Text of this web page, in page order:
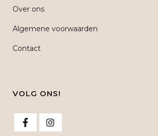
Over ons
Algemene voorwaarden
Contact
VOLG ONS!